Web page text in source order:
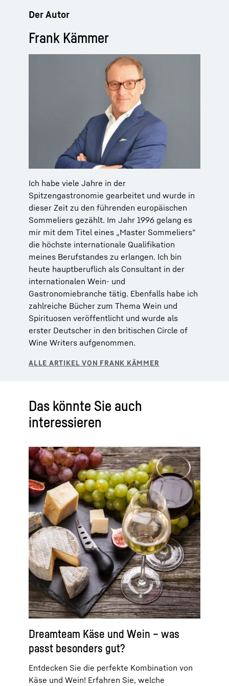
Der Autor
Frank Kämmer
Ich habe viele Jahre in der
Spitzengastronomie gearbeitet und wurde in
dieser Zeit zu den führenden europäischen
Sommeliers gezählt. Im Jahr 1996 gelang es
mir mit dem Titel eines „Master Sommeliers“
die höchste internationale Qualifikation
meines Berufstandes zu erlangen. Ich bin
heute hauptberuflich als Consultant in der
internationalen Wein- und
Gastronomiebranche tätig. Ebenfalls habe ich
zahlreiche Bücher zum Thema Wein und
Spirituosen veröffentlicht und wurde als
erster Deutscher in den britischen Circle of
Wine Writers aufgenommen.
Das könnte Sie auch
interessieren
Dreamteam Käse und Wein – was
passt besonders gut?
Entdecken Sie die perfekte Kombination von
Käse und Wein! Erfahren Sie, welche